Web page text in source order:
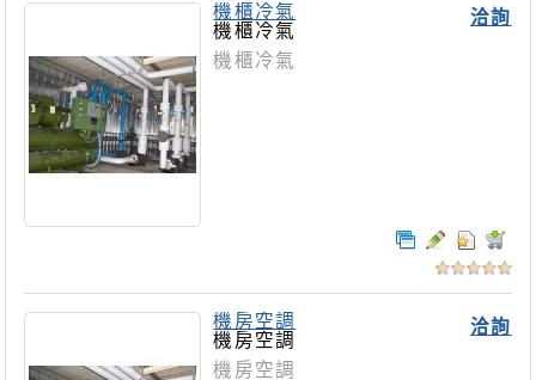
洽詢
機櫃冷氣
機櫃冷氣
機櫃冷氣
洽詢
機房空調
機房空調
機房空調